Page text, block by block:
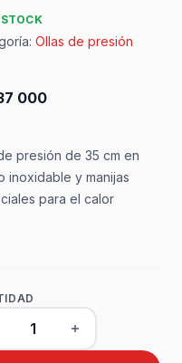
Ollas de presión
000
presión de 35 cm en
inoxidable y manijas
para el calor